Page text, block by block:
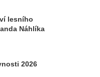
lesního
Náhlíka
2026